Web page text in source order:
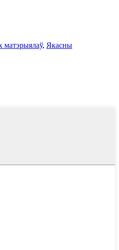
матэрыялаў, Якасны